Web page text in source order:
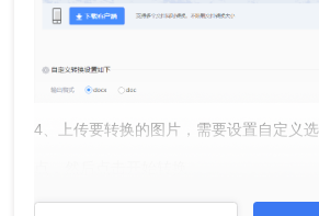
4、上传要转换的图片，需要设置自定义